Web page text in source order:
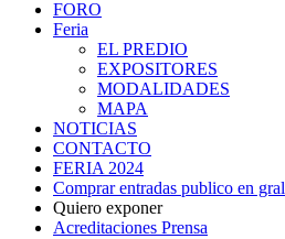
FORO
Feria
EL PREDIO
EXPOSITORES
MODALIDADES
MAPA
NOTICIAS
CONTACTO
FERIA 2024
Comprar entradas publico en gral
Quiero exponer
Acreditaciones Prensa